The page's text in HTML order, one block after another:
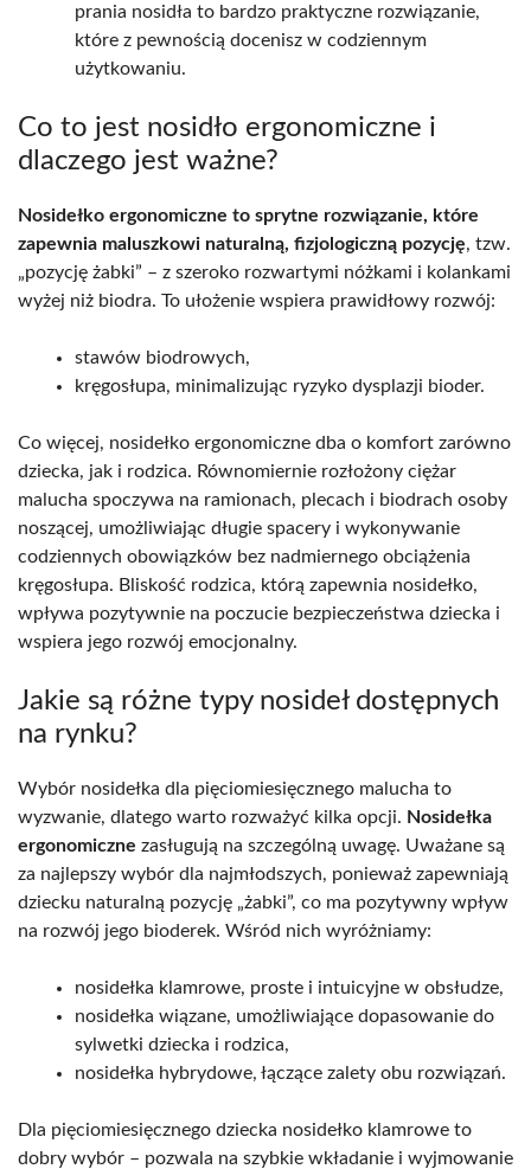
prania nosidła to bardzo praktyczne rozwiązanie,
które z pewnością docenisz w codziennym
użytkowaniu.
Co to jest nosidło ergonomiczne i
dlaczego jest ważne?
Nosidełko ergonomiczne to sprytne rozwiązanie, które
zapewnia maluszkowi naturalną, fizjologiczną pozycję, tzw.
„pozycję żabki” – z szeroko rozwartymi nóżkami i kolankami
wyżej niż biodra. To ułożenie wspiera prawidłowy rozwój:
stawów biodrowych,
kręgosłupa, minimalizując ryzyko dysplazji bioder.
Co więcej, nosidełko ergonomiczne dba o komfort zarówno
dziecka, jak i rodzica. Równomiernie rozłożony ciężar
malucha spoczywa na ramionach, plecach i biodrach osoby
noszącej, umożliwiając długie spacery i wykonywanie
codziennych obowiązków bez nadmiernego obciążenia
kręgosłupa. Bliskość rodzica, którą zapewnia nosidełko,
wpływa pozytywnie na poczucie bezpieczeństwa dziecka i
wspiera jego rozwój emocjonalny.
Jakie są różne typy nosideł dostępnych
na rynku?
Wybór nosidełka dla pięciomiesięcznego malucha to
wyzwanie, dlatego warto rozważyć kilka opcji. Nosidełka
ergonomiczne zasługują na szczególną uwagę. Uważane są
za najlepszy wybór dla najmłodszych, ponieważ zapewniają
dziecku naturalną pozycję „żabki”, co ma pozytywny wpływ
na rozwój jego bioderek. Wśród nich wyróżniamy:
nosidełka klamrowe, proste i intuicyjne w obsłudze,
nosidełka wiązane, umożliwiające dopasowanie do
sylwetki dziecka i rodzica,
nosidełka hybrydowe, łączące zalety obu rozwiązań.
Dla pięciomiesięcznego dziecka nosidełko klamrowe to
dobry wybór – pozwala na szybkie wkładanie i wyjmowanie